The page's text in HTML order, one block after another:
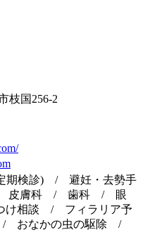
枝国256-2
期検診) / 避妊・去勢手
膚科 / 歯科 / 眼
相談 / フィラリア予
おなかの虫の駆除 /